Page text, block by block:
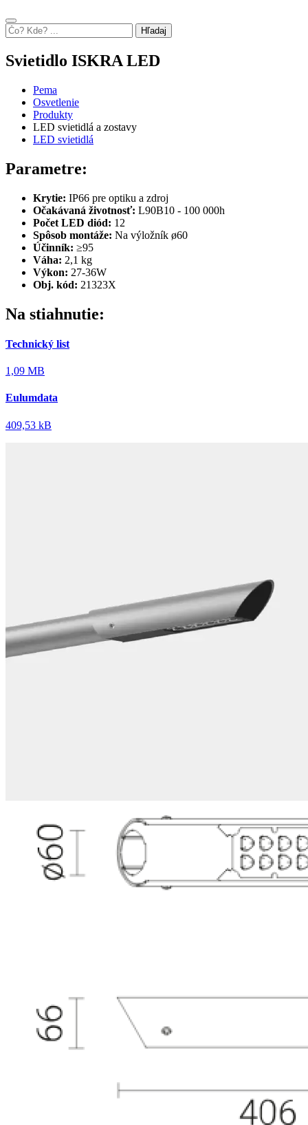
Hľadaj
Svietidlo ISKRA LED
Pema
Osvetlenie
Produkty
LED svietidlá a zostavy
LED svietidlá
Parametre:
Krytie: IP66 pre optiku a zdroj
Očakávaná životnosť: L90B10 - 100 000h
Počet LED diód: 12
Spôsob montáže: Na výložník ø60
Účinník: ≥95
Váha: 2,1 kg
Výkon: 27-36W
Obj. kód: 21323X
Na stiahnutie:
Technický list
1,09 MB
Eulumdata
409,53 kB